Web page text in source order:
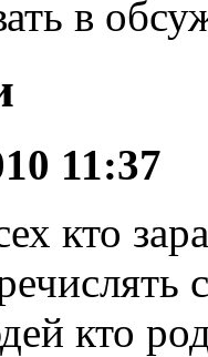
в
11:37
кто
кто